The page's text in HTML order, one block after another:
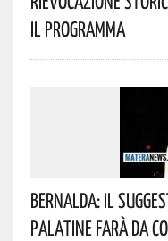
Il Programma
Bernalda: Il
Palatine Farà Da